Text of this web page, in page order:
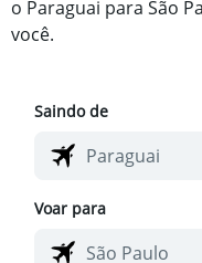
o Paraguai para São
você.
Saindo de
Voar para